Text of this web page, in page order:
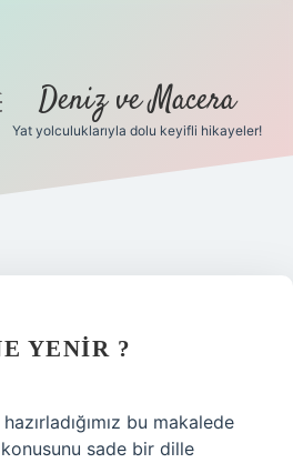
Deniz ve Macera
Yat yolculuklarıyla dolu keyifli hikayeler!
YENIR ?
bu makalede
sade bir dille